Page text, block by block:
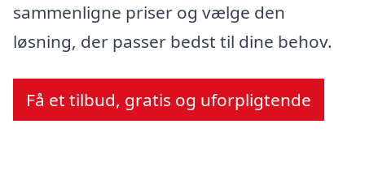
sammenligne priser og vælge den
løsning, der passer bedst til dine behov.
Få et tilbud, gratis og uforpligtende